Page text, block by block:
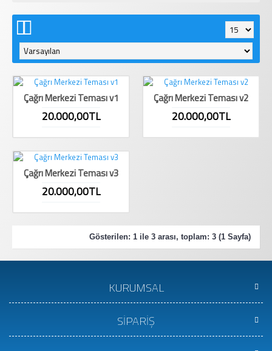
Çağrı Merkezi Teması v1
20.000,00TL
Çağrı Merkezi Teması v2
20.000,00TL
Çağrı Merkezi Teması v3
20.000,00TL
Gösterilen: 1 ile 3 arası, toplam: 3 (1 Sayfa)
KURUMSAL
SİPARİŞ